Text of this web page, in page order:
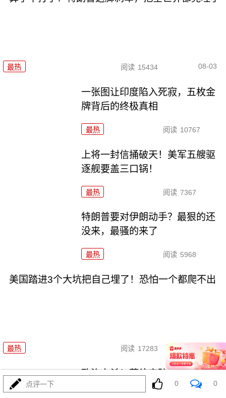
最热 阅读 15434 08-03
一张图让印度陷入死寂，五枚金
牌背后的终极真相
最热 阅读 10767
上将一封信捅破天！美军五艘驱
逐舰要盖三口锅！
最热 阅读 7367
特朗普要对伊朗动手？最狠的还
没来，最骚的来了
最热 阅读 5968
美国踏进3个大坑把自己埋了！恐怕一个都爬不出
最热 阅读 17283 08-03
政治自杀！菲律宾防长，你这是
在给菲律宾掘墓！
点评一下 0 0